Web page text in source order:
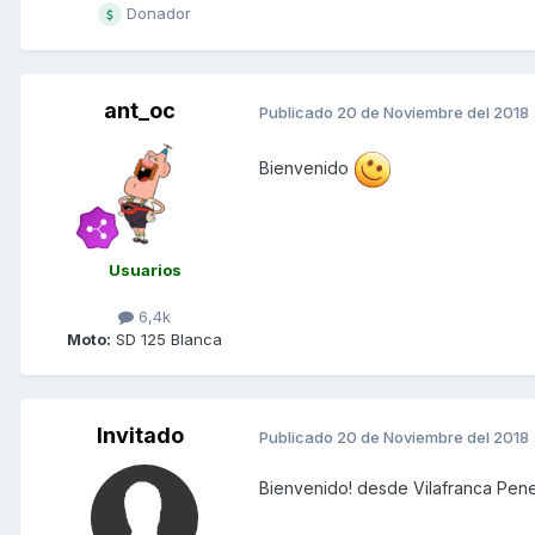
Donador
ant_oc
Usuarios
6,4k
Moto: SD 125 Blanca
Publicado 20 de Noviembre del 2018
Bienvenido
Invitado Publicado 20 de Noviembre del 2018
Bienvenido! desde Vilafranca